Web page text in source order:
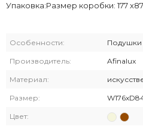
Упаковка:Размер коробки: 177
Особенности: Подушки
Производитель: Afinalux
Материал:
Размер:
Цвет: